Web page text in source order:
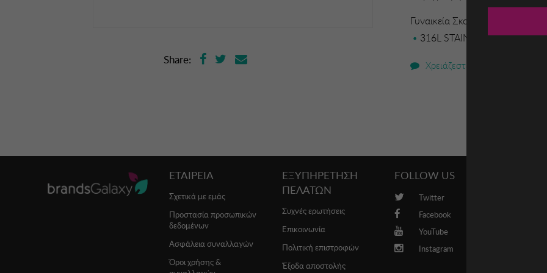
Share:
Γυναικεία Σκουλαρίκια Opulence
316L STAINLESS STEEL
Χρειάζεστε βοήθεια;
ΕΤΑΙΡΕΙΑ
Σχετικά με εμάς
Προστασία προσωπικών
δεδομένων
Ασφάλεια συναλλαγών
Όροι χρήσης &
ΕΞΥΠΗΡΕΤΗΣΗ
ΠΕΛΑΤΩΝ
Συχνές ερωτήσεις
Επικοινωνία
Πολιτική επιστροφών
Έξοδα αποστολής
FOLLOW US
Twitter
Facebook
YouTube
Instagram